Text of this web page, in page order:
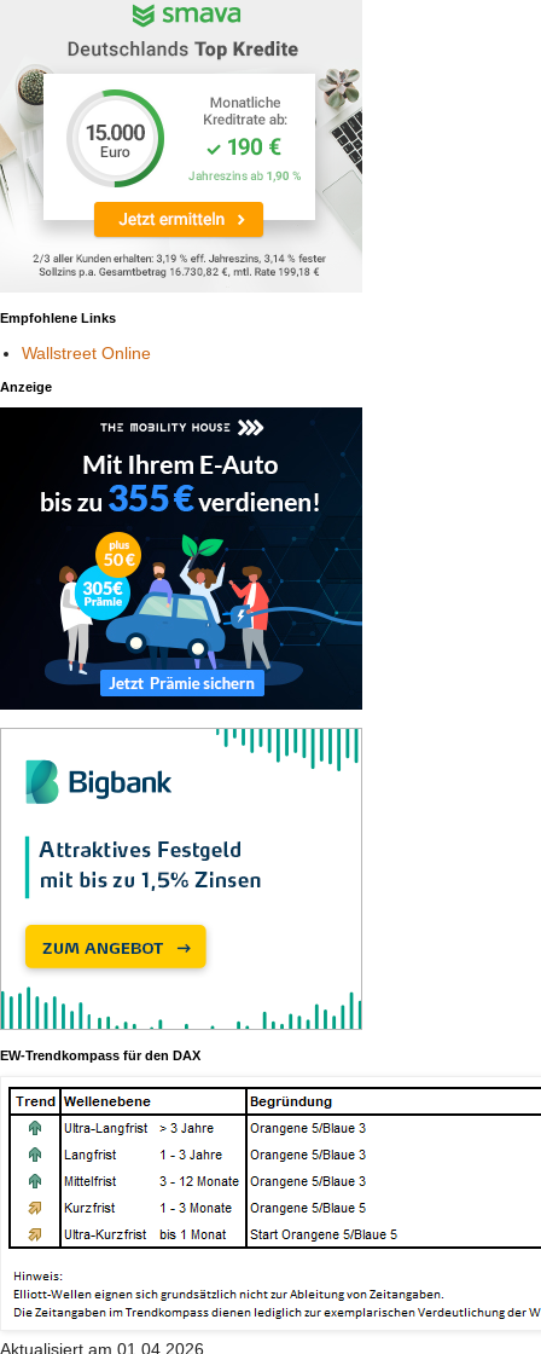
Empfohlene Links
Wallstreet Online
Anzeige
EW-Trendkompass für den DAX
Aktualisiert am 01.04.2026